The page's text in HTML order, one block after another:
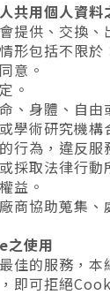
共用個人資料
提供、交換
形包括不限於
意。
。
、身體、自由
學術研究機
行為，違反
採取法律行動
益。
商協助蒐集
之使用
佳的服務，
即可拒絕